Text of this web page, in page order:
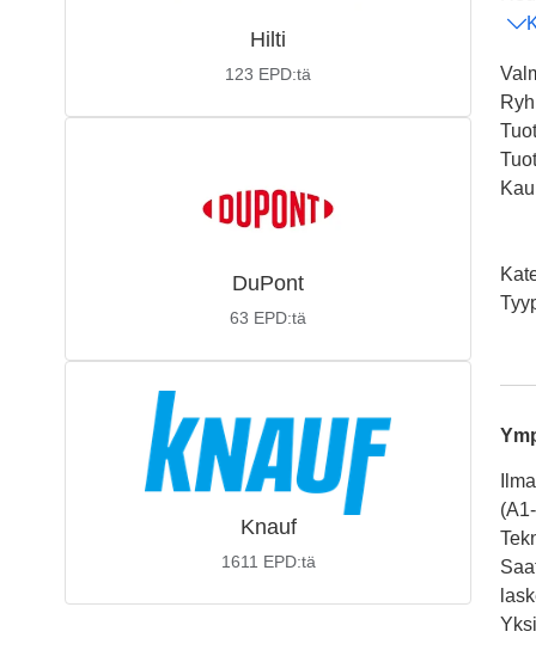
Hilti
123 EPD:tä
DuPont
63 EPD:tä
Knauf
1611 EPD:tä